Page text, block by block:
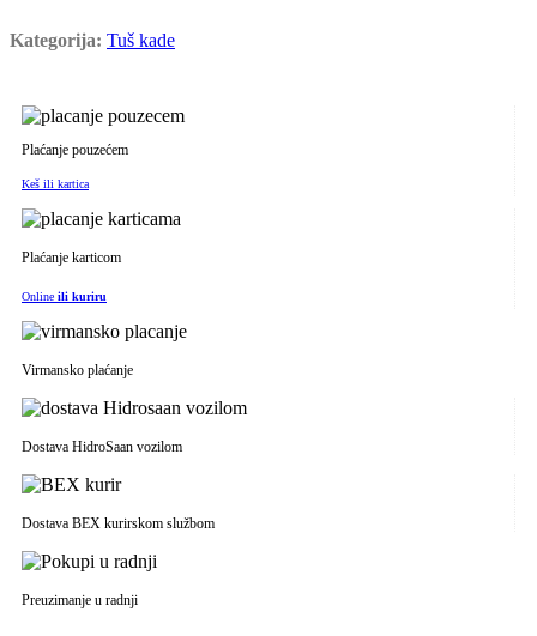
Kategorija: Tuš kade
Plaćanje pouzećem
Keš ili kartica
Plaćanje karticom
Online ili kuriru
Virmansko plaćanje
Dostava HidroSaan vozilom
Dostava BEX kurirskom službom
Preuzimanje u radnji